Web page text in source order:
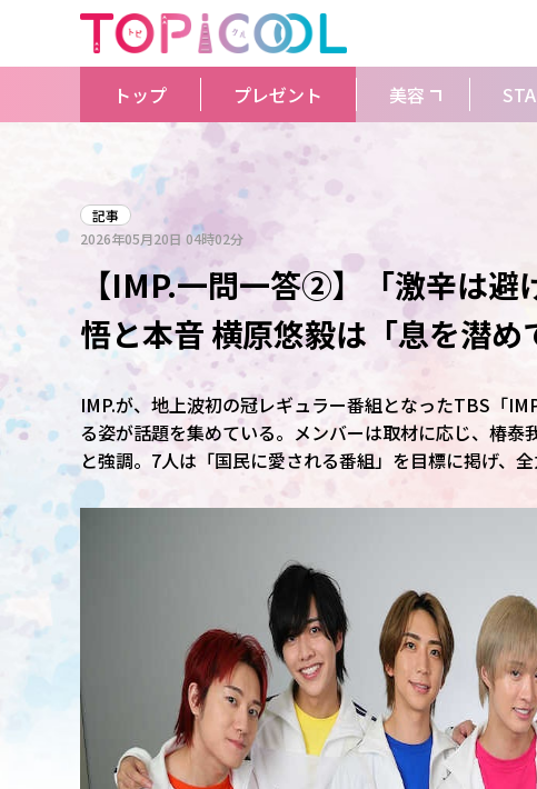
トップ プレゼント 美容
記事
2026年05月20日 04時02分
【IMP.一問一答②】「激辛は
悟と本音 横原悠毅は「息を潜め
IMP.が、地上波初の冠レギュラー番組となったTBS「
る姿が話題を集めている。メンバーは取材に応じ、椿泰
と強調。7人は「国民に愛される番組」を目標に掲げ